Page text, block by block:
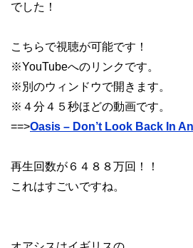
でした！
こちらで視聴が可能です！
※YouTubeへのリンクです。
※別のウィンドウで開きます。
※４分４５秒ほどの動画です。
==>Oasis – Don’t Look Back In
再生回数が６４８８万回！！
これはすごいですね。